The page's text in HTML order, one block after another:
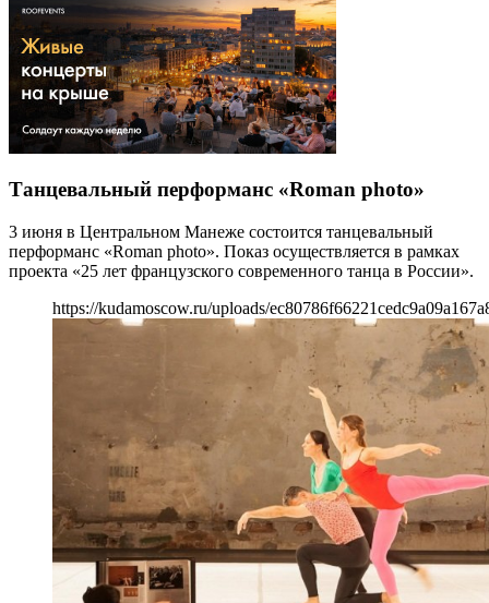
Танцевальный перформанс «Roman photo»
3 июня в Центральном Манеже состоится танцевальный
перформанс «Roman photo». Показ осуществляется в рамках
проекта «25 лет французского современного танца в России».
https://kudamoscow.ru/uploads/